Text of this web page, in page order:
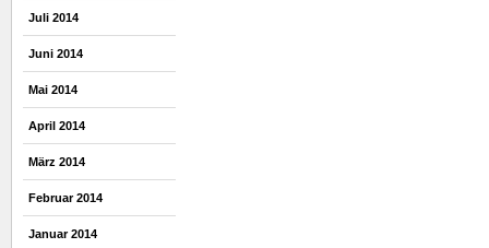
Juli 2014
Juni 2014
Mai 2014
April 2014
März 2014
Februar 2014
Januar 2014